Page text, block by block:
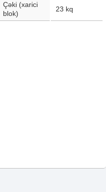
Çəki (xarici
blok)
23 kq